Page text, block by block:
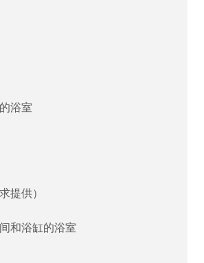
浴室
提供）
和浴缸的浴室